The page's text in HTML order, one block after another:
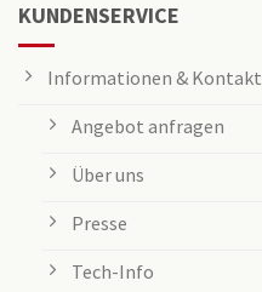
KUNDENSERVICE
Informationen & Kontakt
Angebot anfragen
Über uns
Presse
Tech-Info